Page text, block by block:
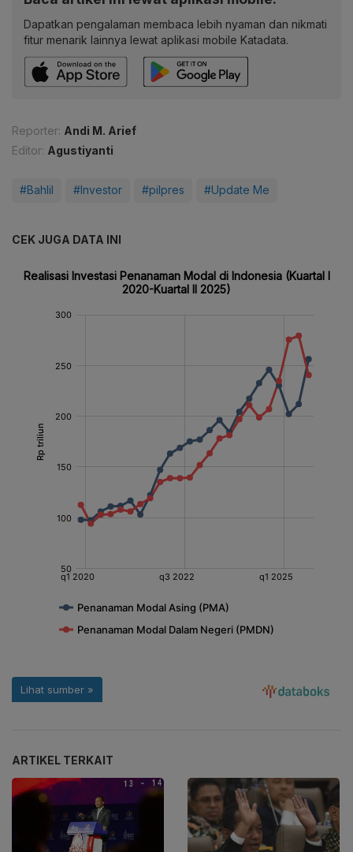
Dapatkan pengalaman membaca lebih nyaman dan nikmati
fitur menarik lainnya lewat aplikasi mobile Katadata.
Reporter: Andi M. Arief
Editor: Agustiyanti
#Bahlil #Investor #pilpres #Update Me
CEK JUGA DATA INI
ARTIKEL TERKAIT